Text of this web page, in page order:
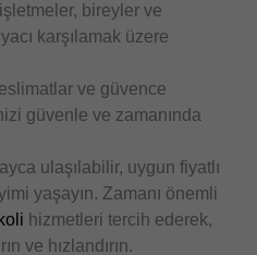
bireyler ve
karşılamak üzere
ve güvence
güvenle ve zamanında
ulaşılabilir, uygun fiyatlı
yaşayın. Zamanı önemli
hizmetleri tercih ederek,
ve hızlandırın.